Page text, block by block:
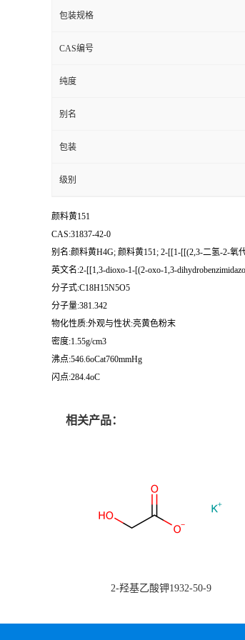
包装规格
CAS编号
纯度
别名
包装
级别
颜料黄151
CAS:31837-42-0
别名:颜料黄H4G; 颜料黄151; 2-[[1-[[(2,3-二氢-2-
英文名:2-[[1,3-dioxo-1-[(2-oxo-1,3-
分子式:C18H15N5O5
分子量:381.342
物化性质:外观与性状:亮黄色粉末
密度:1.55g/cm3
沸点:546.6oCat760mmHg
闪点:284.4oC
相关产品：
2-羟基乙酸钾1932-50-9